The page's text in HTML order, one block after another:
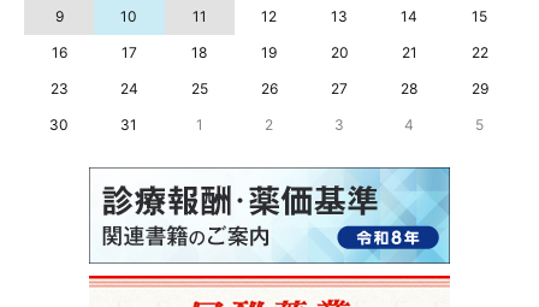
9
10 11 12 13 14
15
16
17 18 19 20 21
22
23
24 25 26 27 28
29
30
31 1 2 3 4 5